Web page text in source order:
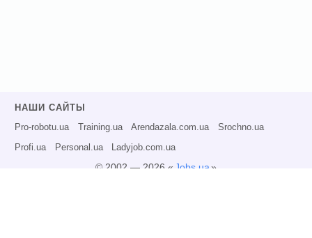
НАШИ САЙТЫ
Pro-robotu.ua Training.ua Arendazala.com.ua Srochno.ua
Profi.ua Personal.ua Ladyjob.com.ua
© 2002 — 2026 « Jobs.ua»